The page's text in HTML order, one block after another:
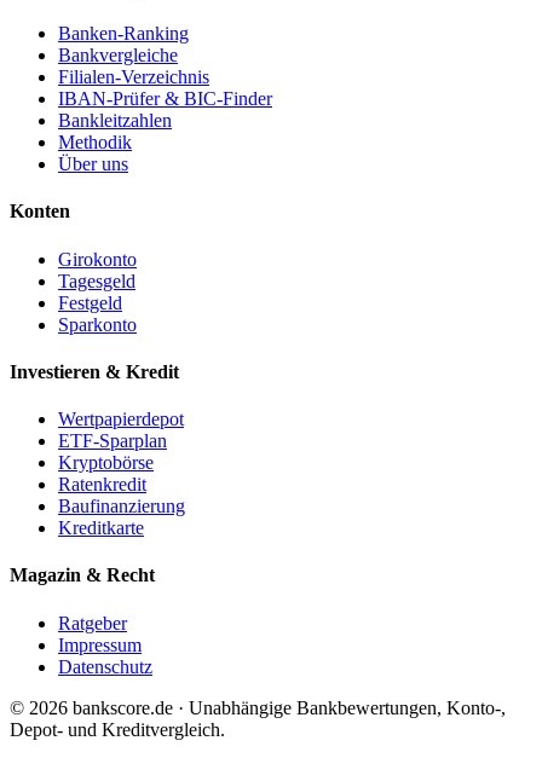
Banken-Ranking
Bankvergleiche
Filialen-Verzeichnis
IBAN-Prüfer & BIC-Finder
Bankleitzahlen
Methodik
Über uns
Konten
Girokonto
Tagesgeld
Festgeld
Sparkonto
Investieren & Kredit
Wertpapierdepot
ETF-Sparplan
Kryptobörse
Ratenkredit
Baufinanzierung
Kreditkarte
Magazin & Recht
Ratgeber
Impressum
Datenschutz
© 2026 bankscore.de · Unabhängige Bankbewertungen, Konto-,
Depot- und Kreditvergleich.